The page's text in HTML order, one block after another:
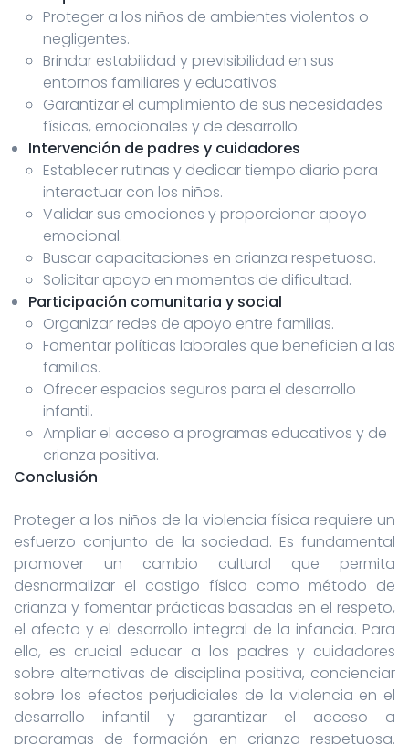
Proteger a los niños de ambientes violentos o
negligentes.
Brindar estabilidad y previsibilidad en sus
entornos familiares y educativos.
Garantizar el cumplimiento de sus necesidades
físicas, emocionales y de desarrollo.
Intervención de padres y cuidadores
Establecer rutinas y dedicar tiempo diario para
interactuar con los niños.
Validar sus emociones y proporcionar apoyo
emocional.
Buscar capacitaciones en crianza respetuosa.
Solicitar apoyo en momentos de dificultad.
Participación comunitaria y social
Organizar redes de apoyo entre familias.
Fomentar políticas laborales que beneficien a las
familias.
Ofrecer espacios seguros para el desarrollo
infantil.
Ampliar el acceso a programas educativos y de
crianza positiva.
Conclusión
Proteger a los niños de la violencia física requiere un
esfuerzo conjunto de la sociedad. Es fundamental
promover un cambio cultural que permita
desnormalizar el castigo físico como método de
crianza y fomentar prácticas basadas en el respeto,
el afecto y el desarrollo integral de la infancia. Para
ello, es crucial educar a los padres y cuidadores
sobre alternativas de disciplina positiva, concienciar
sobre los efectos perjudiciales de la violencia en el
desarrollo infantil y garantizar el acceso a
programas de formación en crianza respetuosa.